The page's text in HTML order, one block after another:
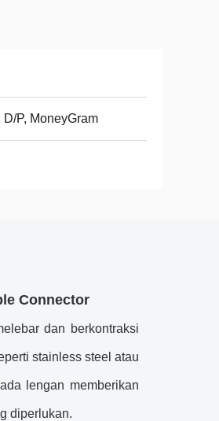
P, MoneyGram
Connector
dan berkontraksi
stainless steel atau
lengan memberikan
diperlukan.